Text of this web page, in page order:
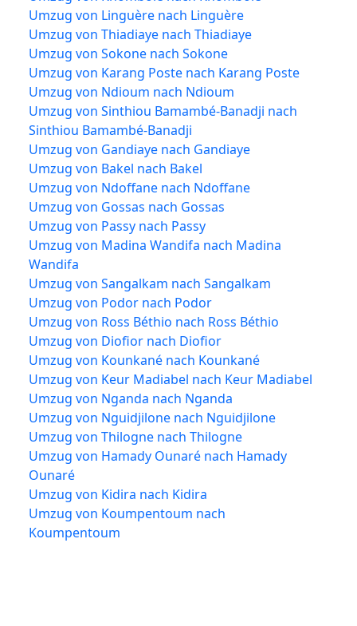
Umzug von Linguère nach Linguère
Umzug von Thiadiaye nach Thiadiaye
Umzug von Sokone nach Sokone
Umzug von Karang Poste nach Karang Poste
Umzug von Ndioum nach Ndioum
Umzug von Sinthiou Bamambé-Banadji nach
Sinthiou Bamambé-Banadji
Umzug von Gandiaye nach Gandiaye
Umzug von Bakel nach Bakel
Umzug von Ndoffane nach Ndoffane
Umzug von Gossas nach Gossas
Umzug von Passy nach Passy
Umzug von Madina Wandifa nach Madina
Wandifa
Umzug von Sangalkam nach Sangalkam
Umzug von Podor nach Podor
Umzug von Ross Béthio nach Ross Béthio
Umzug von Diofior nach Diofior
Umzug von Kounkané nach Kounkané
Umzug von Keur Madiabel nach Keur Madiabel
Umzug von Nganda nach Nganda
Umzug von Nguidjilone nach Nguidjilone
Umzug von Thilogne nach Thilogne
Umzug von Hamady Ounaré nach Hamady
Ounaré
Umzug von Kidira nach Kidira
Umzug von Koumpentoum nach
Koumpentoum